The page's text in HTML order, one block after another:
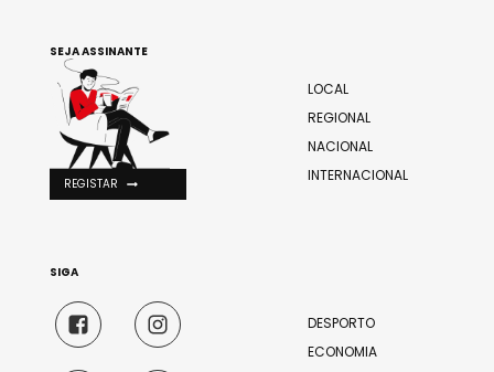
LOCAL
REGIONAL
NACIONAL
INTERNACIONAL
DESPORTO
ECONOMIA
SEJA ASSINANTE
REGISTAR
SIGA